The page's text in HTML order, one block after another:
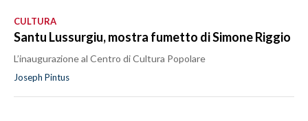
CULTURA
Santu Lussurgiu, mostra fumetto di Simone Riggio
L’inaugurazione al Centro di Cultura Popolare
Joseph Pintus